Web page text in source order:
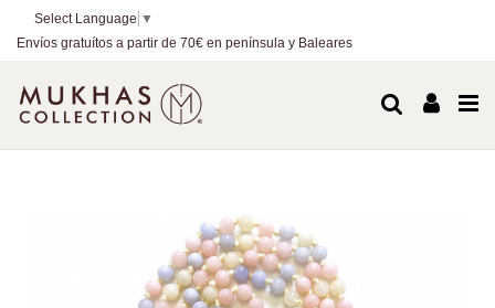
Select Language ▼
Envíos gratuítos a partir de 70€ en península y Baleares